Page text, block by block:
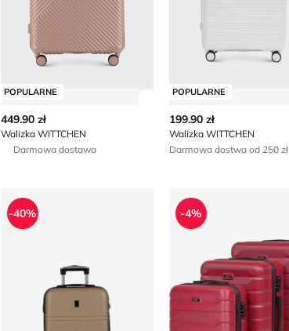
POPULARNE
449.90 zł
Walizka WITTCHEN
Darmowa dostawa
POPULARNE
199.90 zł
Walizka WITTCHEN
Darmowa dostwa od 250 zł
Walizka
-40%
Walizka OCHNIK
-4%